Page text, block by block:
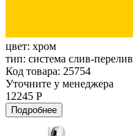
цвет: хром
тип: система слив-перелив
Код товара: 25754
Уточните у менеджера
12245 Р
Подробнее